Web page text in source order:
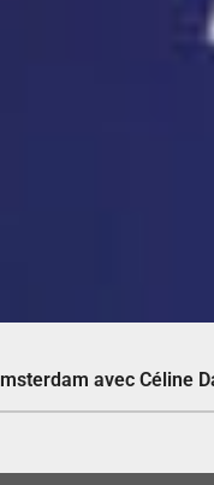
avec Céline